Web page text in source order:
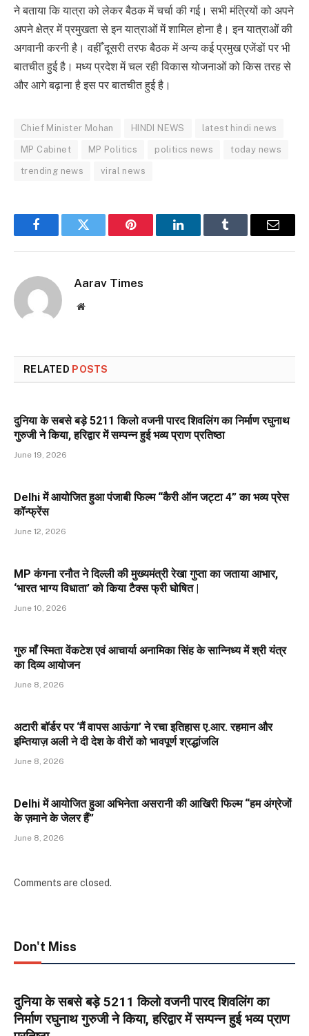
ने बताया कि यात्रा को लेकर बैठक में चर्चा की गई। सभी मंत्रियों को अपने
अपने क्षेत्र में प्रमुखता से इन यात्राओं में शामिल होना है। इन यात्राओं की
अगवानी करनी है। वहीँ दूसरी तरफ बैठक में अन्य कई प्रमुख एजेंडों पर भी
बातचीत हुई है। मध्य प्रदेश में चल रही विकास योजनाओं को किस तरह से
और आगे बढ़ाना है इस पर बातचीत हुई है।
Chief Minister Mohan HINDI NEWS latest hindi news
MP Cabinet MP Politics politics news today news
trending news viral news
FacebookTwitter Pinterest LinkedInTumblr Email
Aarav Times
Website
RELATED POSTS
दुनिया के सबसे बड़े 5211 किलो वजनी पारद शिवलिंग का निर्माण रघुनाथ
गुरुजी ने किया, हरिद्वार में सम्पन्न हुई भव्य प्राण प्रतिष्ठा
June 19, 2026
Delhi में आयोजित हुआ पंजाबी फिल्म “कैरी ऑन जट्टा 4” का भव्य प्रेस
कॉन्फ्रेंस
June 12, 2026
MP कंगना रनौत ने दिल्ली की मुख्यमंत्री रेखा गुप्ता का जताया आभार,
‘भारत भाग्य विधाता’ को किया टैक्स फ्री घोषित |
June 10, 2026
गुरु माँ स्मिता वेंकटेश एवं आचार्या अनामिका सिंह के सान्निध्य में श्री यंत्र
का दिव्य आयोजन
June 8, 2026
अटारी बॉर्डर पर ‘मैं वापस आऊंगा’ ने रचा इतिहास ए.आर. रहमान और
इम्तियाज़ अली ने दी देश के वीरों को भावपूर्ण श्रद्धांजलि
June 8, 2026
Delhi में आयोजित हुआ अभिनेता असरानी की आखिरी फिल्म “हम अंग्रेजों
के ज़माने के जेलर हैं”
June 8, 2026
Comments are closed.
Don't Miss
दुनिया के सबसे बड़े 5211 किलो वजनी पारद शिवलिंग का
निर्माण रघुनाथ गुरुजी ने किया, हरिद्वार में सम्पन्न हुई भव्य प्राण